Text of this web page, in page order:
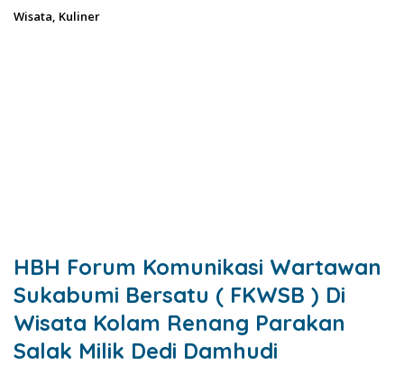
Wisata, Kuliner
HBH Forum Komunikasi Wartawan
Sukabumi Bersatu ( FKWSB ) Di
Wisata Kolam Renang Parakan
Salak Milik Dedi Damhudi